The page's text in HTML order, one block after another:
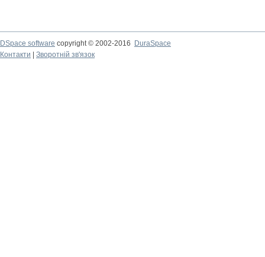
DSpace software copyright © 2002-2016
DuraSpace
Контакти
Зворотній зв'язок